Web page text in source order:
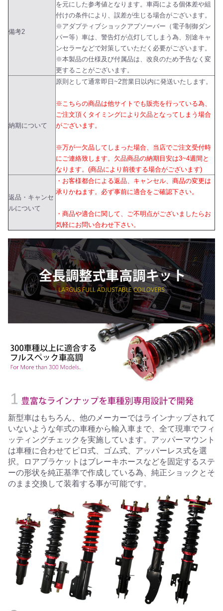
備考2
を元にした参考値となります。車両による個体差や組
付けの条件により、誤差が生じる場合がございます。
※アダプティブショックアブソーバー（電子制御ダン
パー等）車は、警告灯が点灯してしまう為、別途キャ
ンセラーなどで対策していただく必要がございます。
※本製品の仕様及び付属品は、改良のため予告なく変
更することがございます。
納期について
原則として通常即日~2営業日以内に発送いたします。
※こちらの商品は他サイトでも販売を行っている為、
ご注文頂くタイミングにより欠品となってしまう場合
がございます。
※万が一欠品してしまった場合、当店でご注文受付時
にご連絡致します。欠品商品の納期目安は3~4週間と
なります。(商品により前後する場合がございます)
返品・キャンセ
ルについて
・お客様都合による返品、キャンセル、商品の変更は
承りかねます。必ず事前に適合をご確認下さい。
・商品や適合に関して、ご不明点がございましたらお
気軽にお問い合わせ下さい。
新型車はもちろん、他のメーカーではラインナップされて
いないような年式の車種から輸入車まで、全て現車でフィ
ッティングチェックを実施しています。アッパーマウント
は車種に合わせてピロ式、ゴム式、アッパーレス式を選
択。ロアブラケットはブレーキホースなどを固定するステ
ーの形状を純正基準で作成している為、純正ショックとそ
のまま交換して装着する事が可能です。